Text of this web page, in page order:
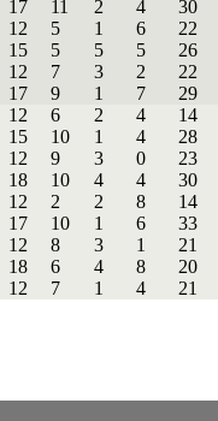
17 11 2 4
30
12 5 1 6
22
15 5 5 5
26
12 7 3 2
22
17 9 1 7
29
12 6 2 4
14
15 10 1 4
28
12 9 3 0
23
18 10 4 4
30
12 2 2 8
14
17 10 1 6
33
12 8 3 1
21
18 6 4 8
20
12 7 1 4 21